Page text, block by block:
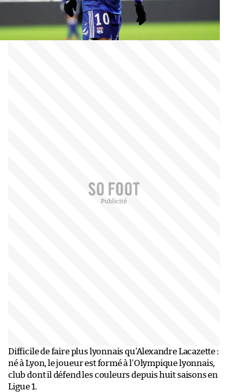
Difficile de faire plus lyonnais qu’Alexandre Lacazette :
né à Lyon, le joueur est formé à l’Olympique lyonnais,
club dont il défend les couleurs depuis huit saisons en
Ligue 1.